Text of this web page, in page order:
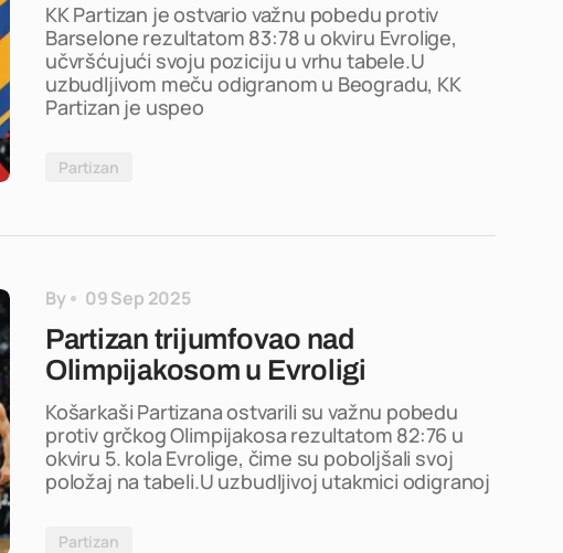
KK Partizan je ostvario važnu pobedu protiv
Barselone rezultatom 83:78 u okviru Evrolige,
učvršćujući svoju poziciju u vrhu tabele.U
uzbudljivom meču odigranom u Beogradu, KK
Partizan je uspeo
Partizan
By 09 Sep 2025
Partizan trijumfovao nad
Olimpijakosom u Evroligi
Košarkaši Partizana ostvarili su važnu pobedu
protiv grčkog Olimpijakosa rezultatom 82:76 u
okviru 5. kola Evrolige, čime su poboljšali svoj
položaj na tabeli.U uzbudljivoj utakmici odigranoj
Partizan